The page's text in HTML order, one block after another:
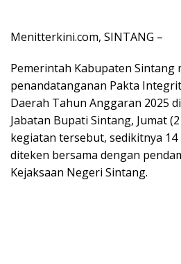
Menitterkini.com, SINTANG –
Pemerintah Kabupaten Sintang
penandatanganan Pakta
Daerah Tahun Anggaran 2025
Jabatan Bupati Sintang, Jumat
kegiatan tersebut, sedikitnya
diteken bersama dengan
Kejaksaan Negeri Sintang.